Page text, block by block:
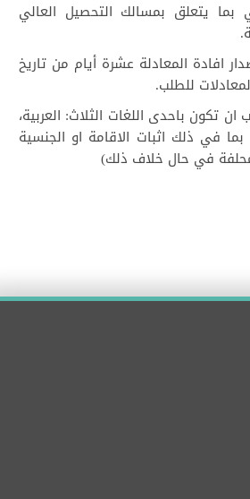
بما يتعلق بمسالك التحصيل العالي
افادة المعادلة عشرة أيام من تاريخ
للطلب.
تكون باحدى اللغات الثلاث: العربية،
بما في ذلك اثبات الاقامة او الجنسية
في حال خلاف ذلك)